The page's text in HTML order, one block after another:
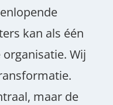
kan als één
Wij
maar de